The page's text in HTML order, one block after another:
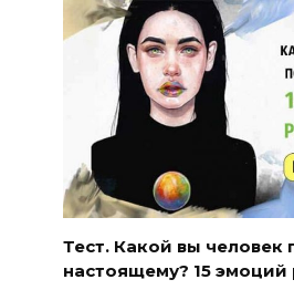
Тест. Какой вы человек
настоящему? 15 эмоций